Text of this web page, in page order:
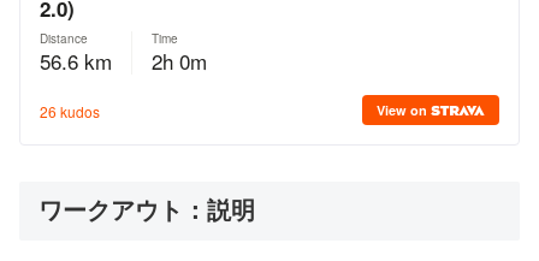
ワークアウト：説明